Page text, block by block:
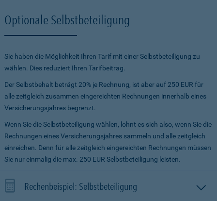
Optionale Selbstbeteiligung
Sie haben die Möglichkeit Ihren Tarif mit einer Selbstbeteiligung zu
wählen. Dies reduziert Ihren Tarifbeitrag.
Der Selbstbehalt beträgt 20% je Rechnung, ist aber auf 250 EUR für
alle zeitgleich zusammen eingereichten Rechnungen innerhalb eines
Versicherungsjahres begrenzt.
Wenn Sie die Selbstbeteiligung wählen, lohnt es sich also, wenn Sie die
Rechnungen eines Versicherungsjahres sammeln und alle zeitgleich
einreichen. Denn für alle zeitgleich eingereichten Rechnungen müssen
Sie nur einmalig die max. 250 EUR Selbstbeteiligung leisten.
Rechenbeispiel: Selbstbeteiligung